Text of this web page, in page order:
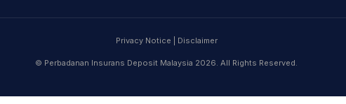
Privacy Notice Disclaimer
© Perbadanan Insurans Deposit Malaysia 2026. All Rights Reserved.